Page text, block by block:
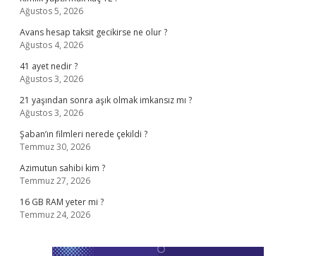
Ağustos 5, 2026
Avans hesap taksit gecikirse ne olur ?
Ağustos 4, 2026
41 ayet nedir ?
Ağustos 3, 2026
21 yaşından sonra aşık olmak imkansız mı ?
Ağustos 3, 2026
Şaban’ın filmleri nerede çekildi ?
Temmuz 30, 2026
Azimutun sahibi kim ?
Temmuz 27, 2026
16 GB RAM yeter mi ?
Temmuz 24, 2026